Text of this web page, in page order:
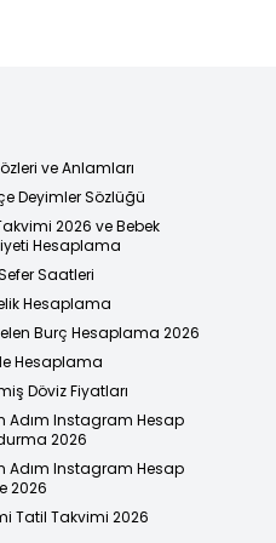
ve Anlamları
Deyimler Sözlüğü
2026 ve Bebek
Hesaplama
Saatleri
Hesaplama
Burç Hesaplama 2026
Hesaplama
Döviz Fiyatları
Adım Instagram Hesap
2026
Adım Instagram Hesap
2026
Tatil Takvimi 2026